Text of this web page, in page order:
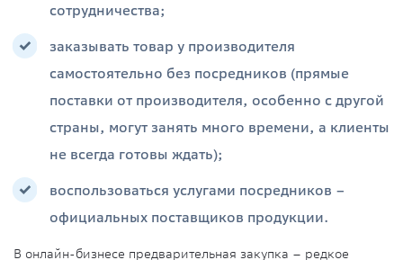
сотрудничества;
заказывать товар у производителя
самостоятельно без посредников (прямые
поставки от производителя, особенно с другой
страны, могут занять много времени, а клиенты
не всегда готовы ждать);
воспользоваться услугами посредников –
официальных поставщиков продукции.
В онлайн-бизнесе предварительная закупка – редкое